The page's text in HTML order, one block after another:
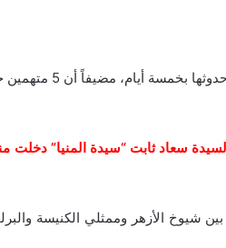
قال اللواء طارق نصر، محافظ المنيا، إن واقعة التعدي على
سعاد ثابت “سيدة المنيا” دخلت
شيوخ الأزهر وممثلي الكنيسة